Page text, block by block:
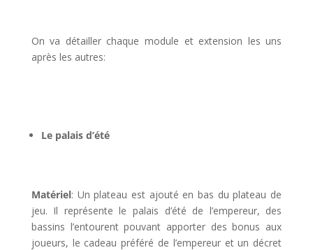
On va détailler chaque module et extension les uns
après les autres:
Le palais d’été
Matériel: Un plateau est ajouté en bas du plateau de
jeu. Il représente le palais d’été de l’empereur, des
bassins l’entourent pouvant apporter des bonus aux
joueurs, le cadeau préféré de l’empereur et un décret